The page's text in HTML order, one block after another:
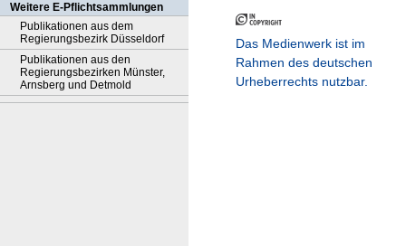
Weitere E-Pflichtsammlungen
Publikationen aus dem
Regierungsbezirk Düsseldorf
Publikationen aus den
Regierungsbezirken Münster,
Arnsberg und Detmold
Das Medienwerk ist im
Rahmen des deutschen
Urheberrechts nutzbar.